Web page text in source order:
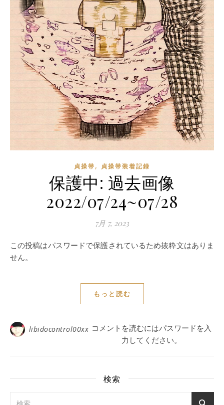
貞操帯, 貞操帯装着記録
保護中: 過去画像
2022/07/24~07/28
7月 7, 2023
この投稿はパスワードで保護されているため抜粋文はありま
せん。
もっと読む
libidocontrol00xx コメントを読むにはパスワードを入
力してください。
検索